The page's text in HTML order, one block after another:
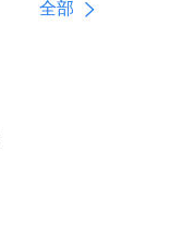
全部